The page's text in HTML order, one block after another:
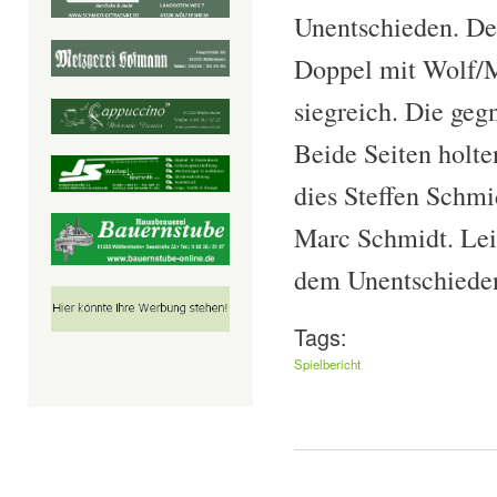
Unentschieden.
Doppel mit Wolf/
siegreich. Die
Beide Seiten
dies Steffen
Marc Schmidt.
dem
Tags:
Spielbericht